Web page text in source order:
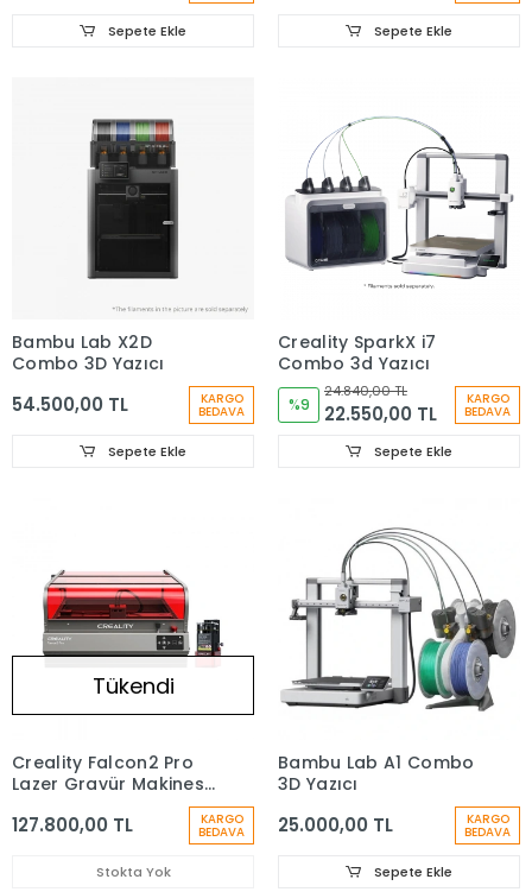
Sepete Ekle Sepete Ekle
Bambu Lab X2D
Combo 3D Yazıcı
54.500,00 TL KARGO
BEDAVA
Sepete Ekle
Creality SparkX i7
Combo 3d Yazıcı
%9
24.840,00 TL
22.550,00 TL
KARGO
BEDAVA
Sepete Ekle
Tükendi
Creality Falcon2 Pro
Lazer Gravür Makinesi
127.800,00 TL KARGO
BEDAVA
Stokta Yok
Bambu Lab A1 Combo
3D Yazıcı
25.000,00 TL KARGO
BEDAVA
Sepete Ekle